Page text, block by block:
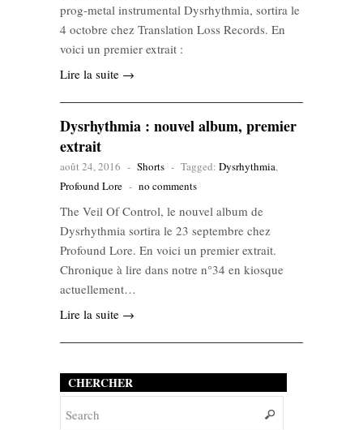
prog-metal instrumental Dysrhythmia, sortira le
4 octobre chez Translation Loss Records. En
voici un premier extrait :
Lire la suite →
Dysrhythmia : nouvel album, premier
extrait
août 24, 2016 - Shorts - Tagged: Dysrhythmia,
Profound Lore - no comments
The Veil Of Control, le nouvel album de
Dysrhythmia sortira le 23 septembre chez
Profound Lore. En voici un premier extrait.
Chronique à lire dans notre n°34 en kiosque
actuellement…
Lire la suite →
CHERCHER